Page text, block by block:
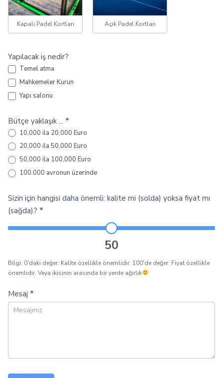
Kapalı Padel Kortları Açık Padel Kortları
Yapılacak iş nedir?
Temel atma
Mahkemeler Kurun
Yapı salonu
Bütçe yaklaşık ... *
10,000 ila 20,000 Euro
20,000 ila 50,000 Euro
50,000 ila 100,000 Euro
100.000 avronun üzerinde
Sizin için hangisi daha önemli: kalite mi (solda) yoksa fiyat mı
(sağda)? *
50
Bilgi: 0'daki değer: Kalite özellikle önemlidir. 100'de değer: Fiyat özellikle
önemlidir. Veya ikisinin arasında bir yerde ağırlık
Mesaj *